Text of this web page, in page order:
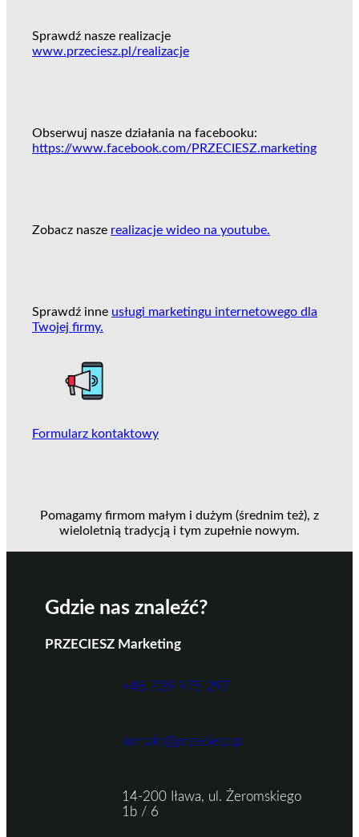
Sprawdź nasze realizacje
www.przeciesz.pl/realizacje
Obserwuj nasze działania na facebooku:
https://www.facebook.com/PRZECIESZ.marketing
Zobacz nasze realizacje wideo na youtube.
Sprawdź inne usługi marketingu internetowego dla
Twojej firmy.
Formularz kontaktowy
Pomagamy firmom małym i dużym (średnim też), z
wieloletnią tradycją i tym zupełnie nowym.
Gdzie nas znaleźć?
PRZECIESZ Marketing
+48 739 975 297
kontakt@przeciesz.pl
14-200 Iława, ul. Żeromskiego
1b / 6